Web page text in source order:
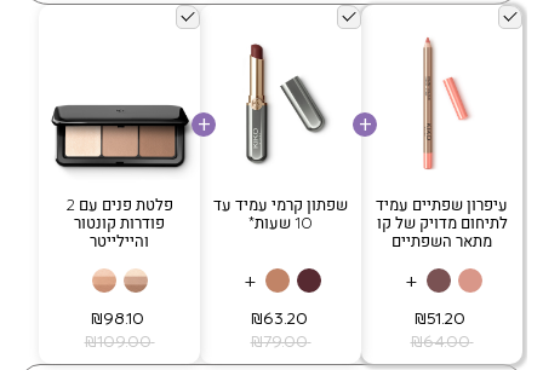
עיפרון שפתיים עמיד
לתיחום מדויק של קו
מתאר השפתיים
+
‏ ₪64.00
שפתון קרמי עמיד עד
10 שעות*
+
‏ ₪79.00
פלטת פנים עם 2
פודרות קונטור
והיילייטר
‏ ₪109.00